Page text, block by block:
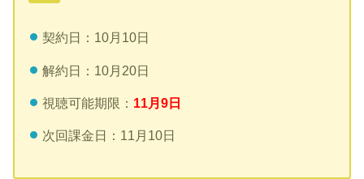
契約日：10月10日
解約日：10月20日
視聴可能期限： 11月9日
次回課金日：11月10日